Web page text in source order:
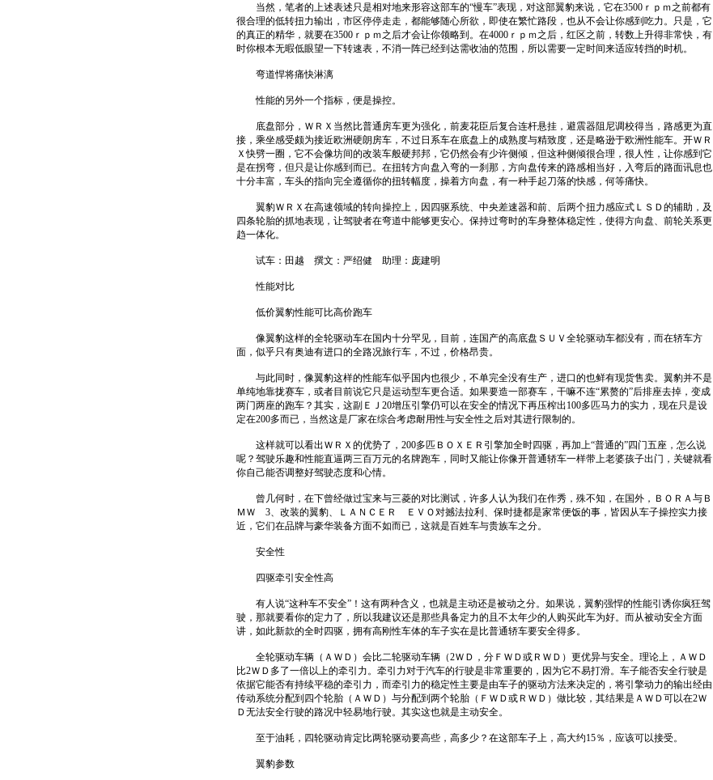
当然，笔者的上述表述只是相对地来形容这部车的“慢车”表现，对这部翼豹来说，它在3500ｒｐｍ之前都有
很合理的低转扭力输出，市区停停走走，都能够随心所欲，即使在繁忙路段，也从不会让你感到吃力。只是，它
的真正的精华，就要在3500ｒｐｍ之后才会让你领略到。在4000ｒｐｍ之后，红区之前，转数上升得非常快，有
时你根本无暇低眼望一下转速表，不消一阵已经到达需收油的范围，所以需要一定时间来适应转挡的时机。
弯道悍将痛快淋漓
性能的另外一个指标，便是操控。
底盘部分，ＷＲＸ当然比普通房车更为强化，前麦花臣后复合连杆悬挂，避震器阻尼调校得当，路感更为直
接，乘坐感受颇为接近欧洲硬朗房车，不过日系车在底盘上的成熟度与精致度，还是略逊于欧洲性能车。开ＷＲ
Ｘ快劈一圈，它不会像坊间的改装车般硬邦邦，它仍然会有少许侧倾，但这种侧倾很合理，很人性，让你感到它
是在拐弯，但只是让你感到而已。在扭转方向盘入弯的一刹那，方向盘传来的路感相当好，入弯后的路面讯息也
十分丰富，车头的指向完全遵循你的扭转幅度，操着方向盘，有一种手起刀落的快感，何等痛快。
翼豹ＷＲＸ在高速领域的转向操控上，因四驱系统、中央差速器和前、后两个扭力感应式ＬＳＤ的辅助，及
四条轮胎的抓地表现，让驾驶者在弯道中能够更安心。保持过弯时的车身整体稳定性，使得方向盘、前轮关系更
趋一体化。
试车：田越 撰文：严绍健 助理：庞建明
性能对比
低价翼豹性能可比高价跑车
像翼豹这样的全轮驱动车在国内十分罕见，目前，连国产的高底盘ＳＵＶ全轮驱动车都没有，而在轿车方
面，似乎只有奥迪有进口的全路况旅行车，不过，价格昂贵。
与此同时，像翼豹这样的性能车似乎国内也很少，不单完全没有生产，进口的也鲜有现货售卖。翼豹并不是
单纯地靠拢赛车，或者目前说它只是运动型车更合适。如果要造一部赛车，干嘛不连“累赘的”后排座去掉，变成
两门两座的跑车？其实，这副ＥＪ20增压引擎仍可以在安全的情况下再压榨出100多匹马力的实力，现在只是设
定在200多而已，当然这是厂家在综合考虑耐用性与安全性之后对其进行限制的。
这样就可以看出ＷＲＸ的优势了，200多匹ＢＯＸＥＲ引擎加全时四驱，再加上“普通的”四门五座，怎么说
呢？驾驶乐趣和性能直逼两三百万元的名牌跑车，同时又能让你像开普通轿车一样带上老婆孩子出门，关键就看
你自己能否调整好驾驶态度和心情。
曾几何时，在下曾经做过宝来与三菱的对比测试，许多人认为我们在作秀，殊不知，在国外，ＢＯＲＡ与Ｂ
ＭＷ 3、改装的翼豹、ＬＡＮＣＥＲ ＥＶＯ对撼法拉利、保时捷都是家常便饭的事，皆因从车子操控实力接
近，它们在品牌与豪华装备方面不如而已，这就是百姓车与贵族车之分。
安全性
四驱牵引安全性高
有人说“这种车不安全”！这有两种含义，也就是主动还是被动之分。如果说，翼豹强悍的性能引诱你疯狂驾
驶，那就要看你的定力了，所以我建议还是那些具备定力的且不太年少的人购买此车为好。而从被动安全方面
讲，如此新款的全时四驱，拥有高刚性车体的车子实在是比普通轿车要安全得多。
全轮驱动车辆（ＡＷＤ）会比二轮驱动车辆（2ＷＤ，分ＦＷＤ或ＲＷＤ）更优异与安全。理论上，ＡＷＤ
比2ＷＤ多了一倍以上的牵引力。牵引力对于汽车的行驶是非常重要的，因为它不易打滑。车子能否安全行驶是
依据它能否有持续平稳的牵引力，而牵引力的稳定性主要是由车子的驱动方法来决定的，将引擎动力的输出经由
传动系统分配到四个轮胎（ＡＷＤ）与分配到两个轮胎（ＦＷＤ或ＲＷＤ）做比较，其结果是ＡＷＤ可以在2Ｗ
Ｄ无法安全行驶的路况中轻易地行驶。其实这也就是主动安全。
至于油耗，四轮驱动肯定比两轮驱动要高些，高多少？在这部车子上，高大约15％，应该可以接受。
翼豹参数